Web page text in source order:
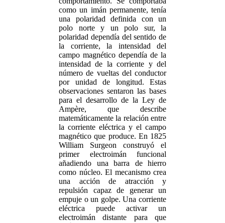
como un imán permanente, tenía
una polaridad definida con un
polo norte y un polo sur, la
polaridad dependía del sentido de
la corriente, la intensidad del
campo magnético dependía de la
intensidad de la corriente y del
número de vueltas del conductor
por unidad de longitud. Estas
observaciones sentaron las bases
para el desarrollo de la Ley de
Ampère, que describe
matemáticamente la relación entre
la corriente eléctrica y el campo
magnético que produce. En 1825
William Surgeon construyó el
primer electroimán funcional
añadiendo una barra de hierro
como núcleo. El mecanismo crea
una acción de atracción y
repulsión capaz de generar un
empuje o un golpe. Una corriente
eléctrica puede activar un
electroimán distante para que